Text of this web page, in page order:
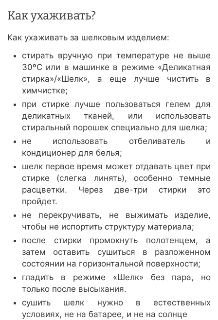
Как ухаживать?
Как ухаживать за шелковым изделием:
стирать вручную при температуре не выше
30ºС или в машинке в режиме «Деликатная
стирка»/«Шелк», а еще лучше чистить в
химчистке;
при стирке лучше пользоваться гелем для
деликатных тканей, или использовать
стиральный порошек специально для шелка;
не использовать отбеливатель и
кондиционер для белья;
шелк первое время может отдавать цвет при
стирке (слегка линять), особенно темные
расцветки. Через две-три стирки это
пройдет.
не перекручивать, не выжимать изделие,
чтобы не испортить структуру материала;
после стирки промокнуть полотенцем, а
затем оставить сушиться в разложенном
состоянии на горизонтальной поверхности;
гладить в режиме «Шелк» без пара, но
только после высыхания.
сушить шелк нужно в естественных
условиях, не на батарее, и не на солнце